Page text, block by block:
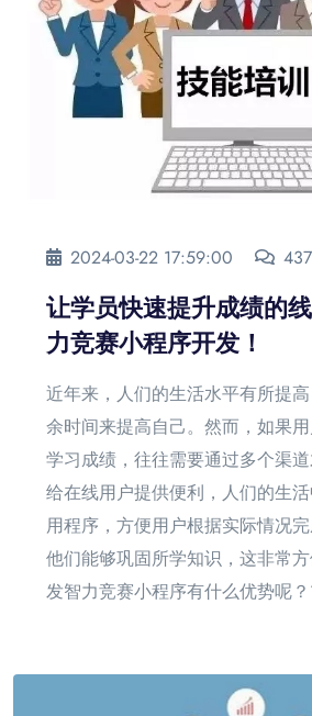
2024-03-22 17:59:00
让学员快速提升成绩的
力竞赛小程序开发！
近年来，人们的生活水平有所提
余时间来提高自己。然而，如果
学习成绩，往往需要通过多个渠
给在线用户提供便利，人们的生
用程序，方便用户根据实际情况
他们能够巩固所学知识，这非常
发智力竞赛小程序有什么优势呢